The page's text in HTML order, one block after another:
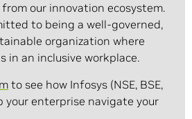
our innovation ecosystem.
to being a well-governed,
organization where
in an inclusive workplace.
to see how Infosys (NSE, BSE,
your enterprise navigate your